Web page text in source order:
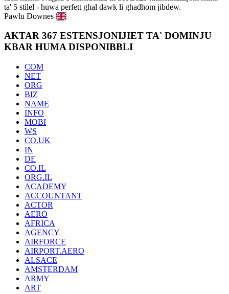
ta' 5 stilel - huwa perfett għal dawk li għadhom jibdew.
Pawlu Downes
AKTAR 367 ESTENSJONIJIET TA' DOMINJU
KBAR HUMA DISPONIBBLI
COM
NET
ORG
BIZ
NAME
INFO
MOBI
WS
CO.UK
IN
DE
CO.IL
ORG.IL
ACADEMY
ACCOUNTANT
ACTOR
AERO
AFRICA
AGENCY
AIRFORCE
AIRPORT.AERO
ALSACE
AMSTERDAM
ARMY
ART